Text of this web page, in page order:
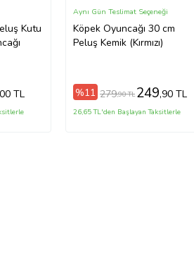
Kutu
TL
Köpek Oyuncağı 30 cm
Peluş Kemik (Kırmızı)
Aynı Gün Teslimat Seçeneği
%11 279,90 TL 249,90 TL
26,65 TL'den Başlayan Taksitlerle